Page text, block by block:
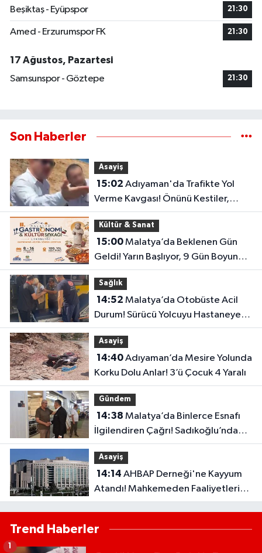
Beşiktaş - Eyüpspor 21:30
Amed - Erzurumspor FK 21:30
17 Ağustos, Pazartesi
Samsunspor - Göztepe
21:30
Son Haberler
Asayiş
15:02
Verme Kavgası! Önünü Kestiler,
Saldırı Girişimi Kamerada
Kültür & Sanat
15:00Malatya’da Beklenen Gün
Geldi! Yarın Başlıyor, 9 Gün Boyunca
Sürecek
Sağlık
14:52
Durum! Sürücü Yolcuyu Hastaneye
Yetiştirdi
Asayiş
14:40Adıyaman’da Mesire Yolunda
Korku Dolu Anlar! 3’ü Çocuk 4 Yaralı
Gündem
14:38
İlgilendiren Çağrı! Sadıkoğlu’ndan
Kura Fazlası İşyerleri İçin Yeni Talep
Asayiş
14:14
Atandı! Mahkemeden Faaliyetleri
Durdurma Kararı..
Trend Haberler
1